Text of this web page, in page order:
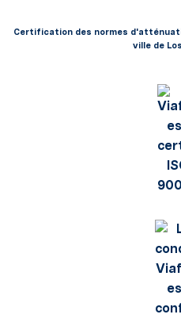
Certification des normes
ville de